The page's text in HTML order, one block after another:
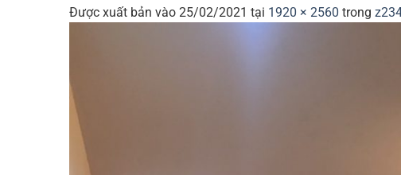
Được xuất bản vào 25/02/2021 tại 1920 × 2560 trong